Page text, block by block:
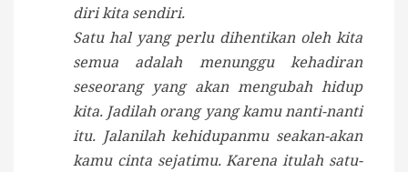
diri kita sendiri.
Satu hal yang perlu dihentikan oleh kita
semua adalah menunggu kehadiran
seseorang yang akan mengubah hidup
kita. Jadilah orang yang kamu nanti-nanti
itu. Jalanilah kehidupanmu seakan-akan
kamu cinta sejatimu. Karena itulah satu-